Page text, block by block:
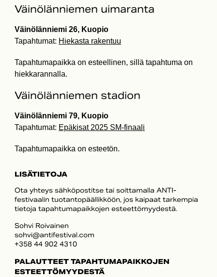
Väinölänniemen uimaranta
Väinölänniemi 26, Kuopio
Tapahtumat: Hiekasta rakentuu
Tapahtumapaikka on esteellinen, sillä tapahtuma on
hiekkarannalla.
Väinölänniemen stadion
Väinölänniemi 79, Kuopio
Tapahtumat: Epäkisat 2025 SM-finaali
Tapahtumapaikka on esteetön.
LISÄTIETOJA
Ota yhteys sähköpostitse tai soittamalla ANTI-
festivaalin tuotantopäällikköön, jos kaipaat tarkempia
tietoja tapahtumapaikkojen esteettömyydestä.
Sohvi Roivainen
sohvi@antifestival.com
+358 44 902 4310
PALAUTTEET TAPAHTUMAPAIKKOJEN
ESTEETTÖMYYDESTÄ